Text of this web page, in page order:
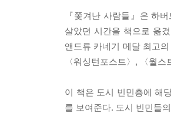
『쫓겨난 사람들』은 하
살았던 시간을 책으로 옮
앤드류 카네기 메달 최고
〈워싱턴포스트〉, 〈월
이 책은 도시 빈민층에 해
를 보여준다. 도시 빈민들